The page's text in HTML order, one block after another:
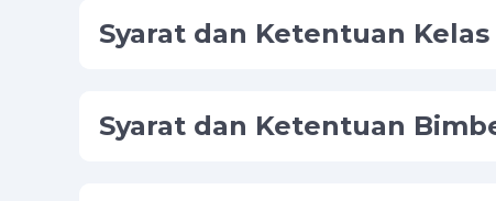
Syarat dan Ketentuan Kelas
Syarat dan Ketentuan